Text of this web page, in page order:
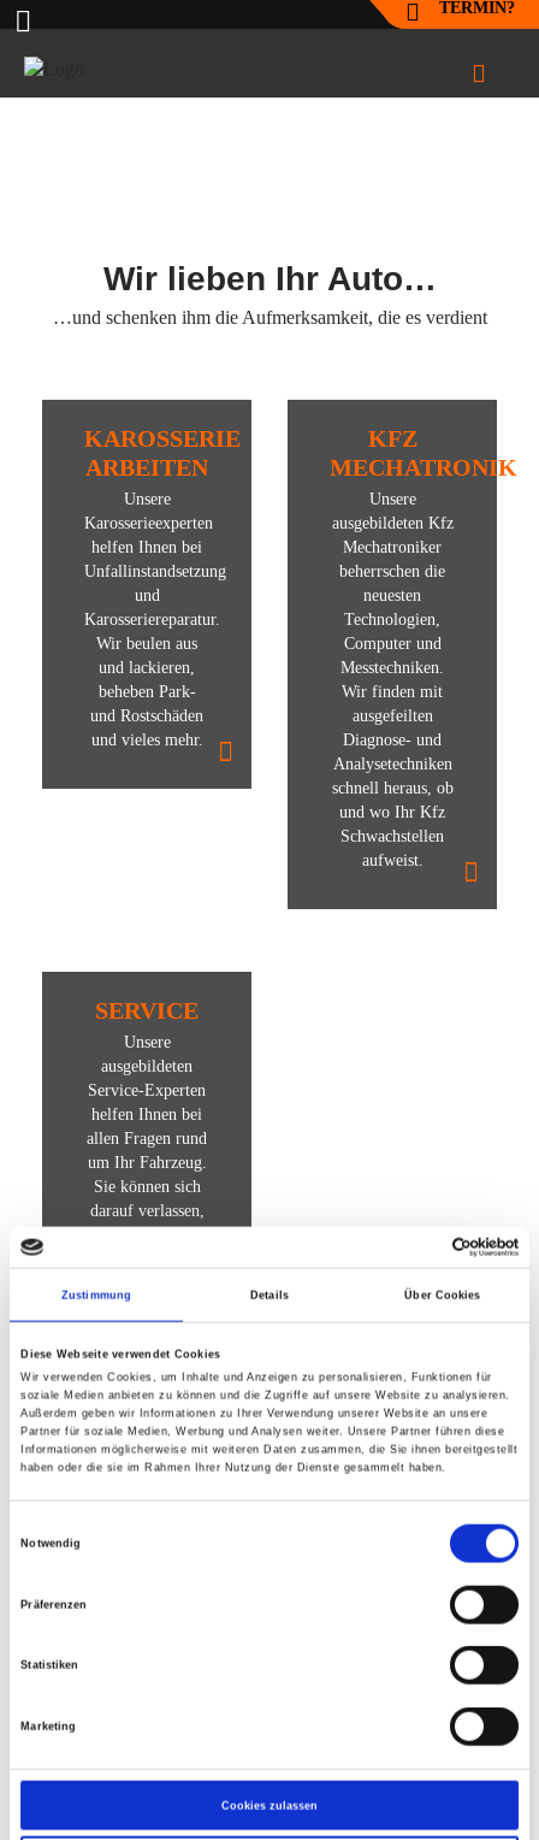
Zustimmung Details Über Cookies
Diese Webseite verwendet Cookies
Wir verwenden Cookies, um Inhalte und Anzeigen zu personalisieren, Funktionen für
soziale Medien anbieten zu können und die Zugriffe auf unsere Website zu analysieren.
Außerdem geben wir Informationen zu Ihrer Verwendung unserer Website an unsere
Partner für soziale Medien, Werbung und Analysen weiter. Unsere Partner führen diese
Informationen möglicherweise mit weiteren Daten zusammen, die Sie ihnen bereitgestellt
haben oder die sie im Rahmen Ihrer Nutzung der Dienste gesammelt haben.
Notwendig
Präferenzen
Statistiken
Marketing
Cookies zulassen
TERMIN?
Wir lieben Ihr Auto…
…und schenken ihm die Aufmerksamkeit, die es verdient
KAROSSERIE
ARBEITEN
Unsere
Karosserieexperten
helfen Ihnen bei
Unfallinstandsetzung
und
Karosseriereparatur.
Wir beulen aus
und lackieren,
beheben Park-
und Rostschäden
und vieles mehr.
KFZ
MECHATRONIK
Unsere
ausgebildeten Kfz
Mechatroniker
beherrschen die
neuesten
Technologien,
Computer und
Messtechniken.
Wir finden mit
ausgefeilten
Diagnose- und
Analysetechniken
schnell heraus, ob
und wo Ihr Kfz
Schwachstellen
aufweist.
SERVICE
Unsere
ausgebildeten
Service-Experten
helfen Ihnen bei
allen Fragen rund
um Ihr Fahrzeug.
Sie können sich
darauf verlassen,
Hat Ihr Fahrzeug einen Defekt?
Wir beheben alle Schäden und
kümmern unsfachmännisch
und zuverlässigum Ihren
Unsere Fachwerkstatt für Karosserieinstandsetzung, Mechatronik
und Service ist stets an Ihrer Seite in allen Fragen rund um Ihr